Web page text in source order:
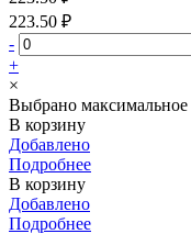
223.50 ₽
-
+
×
Выбрано максимальное
В корзину
Добавлено
Подробнее
В корзину
Добавлено
Подробнее